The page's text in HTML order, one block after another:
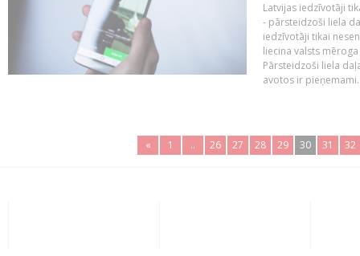
Latvijas iedzīvotāji
- pārsteidzoši liela
iedzīvotāji tikai
liecina valsts
Pārsteidzoši liela
avotos ir
« 1 .. 26 27 28 29 30 31 32